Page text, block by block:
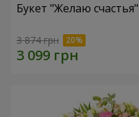
Букет "Желаю счастья"
3 874 грн